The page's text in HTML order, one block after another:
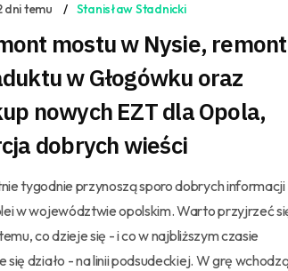
dni temu Stanisław Stadnicki
mostu w Nysie, remont
w Głogówku oraz
nowych EZT dla Opola,
dobrych wieści
tygodnie przynoszą sporo dobrych informacji
w województwie opolskim. Warto przyjrzeć
co dzieje się - i co w najbliższym czasie
się działo - na linii podsudeckiej. W grę